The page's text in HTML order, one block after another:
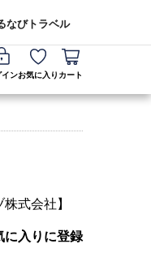
なびトラベル
インお気に入り カート
式会社】
に入りに登録